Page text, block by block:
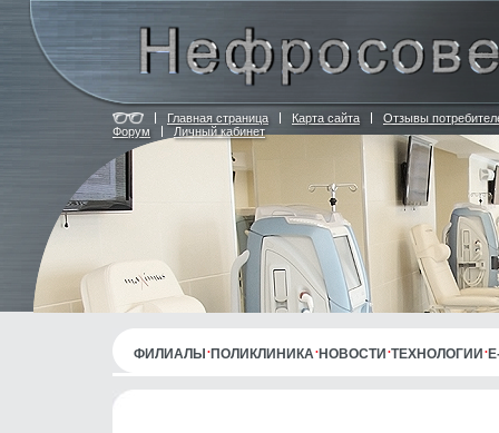
Главная страница Карта сайта
Отзывы
Форум
Личный кабинет
ФИЛИАЛЫ ПОЛИКЛИНИКА НОВОСТИ ТЕХНОЛОГИИ